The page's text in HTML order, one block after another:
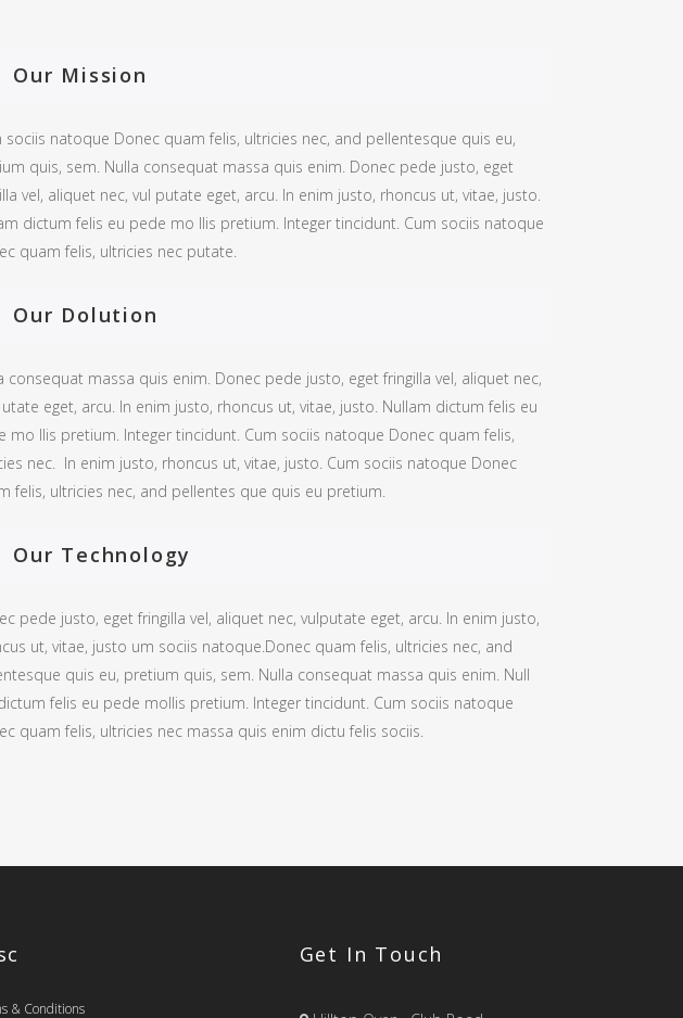
Our Mission
sociis natoque Donec quam felis, ultricies nec, and pellentesque quis eu,
quis, sem. Nulla consequat massa quis enim. Donec pede justo, eget
vel, aliquet nec, vul putate eget, arcu. In enim justo, rhoncus ut, vitae, justo.
dictum felis eu pede mo llis pretium. Integer tincidunt. Cum sociis natoque
quam felis, ultricies nec putate.
Our Dolution
consequat massa quis enim. Donec pede justo, eget fringilla vel, aliquet nec,
eget, arcu. In enim justo, rhoncus ut, vitae, justo. Nullam dictum felis eu
mo llis pretium. Integer tincidunt. Cum sociis natoque Donec quam felis,
nec. In enim justo, rhoncus ut, vitae, justo. Cum sociis natoque Donec
felis, ultricies nec, and pellentes que quis eu pretium.
Our Technology
pede justo, eget fringilla vel, aliquet nec, vulputate eget, arcu. In enim justo,
ut, vitae, justo um sociis natoque.Donec quam felis, ultricies nec, and
quis eu, pretium quis, sem. Nulla consequat massa quis enim. Null
felis eu pede mollis pretium. Integer tincidunt. Cum sociis natoque
quam felis, ultricies nec massa quis enim dictu felis sociis.
& Conditions
Get In Touch